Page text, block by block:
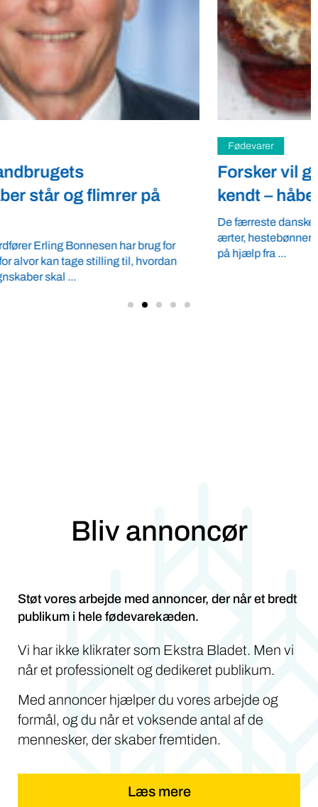
Forsker vil gøre ukendt plantemad
kendt – håber på hjælp fra vegetarer
De færreste danskere kender tempeh, der kan laves med
ærter, hestebønner eller korn. Forsker Margit Aaslyng håber
på hjælp fra ...
Bliv annoncør
publikum i hele fødevarekæden.
når et professionelt og dedikeret publikum.
Med annoncer hjælper du vores arbejde og
formål, og du når et voksende antal af de
mennesker, der skaber fremtiden.
Læs mere